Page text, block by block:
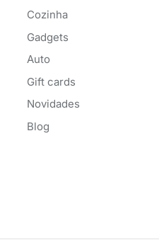
Cozinha
Gadgets
Auto
Gift cards
Novidades
Blog